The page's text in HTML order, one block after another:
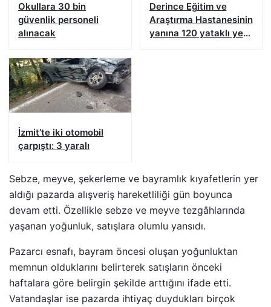
Okullara 30 bin
güvenlik personeli
alınacak
Derince Eğitim ve
Araştırma Hastanesinin
yanına 120 yataklı yeni
İzmit’te iki otomobil
çarpıştı: 3 yaralı
Sebze, meyve, şekerleme ve bayramlık kıyafetlerin yer
aldığı pazarda alışveriş hareketliliği gün boyunca
devam etti. Özellikle sebze ve meyve tezgâhlarında
yaşanan yoğunluk, satışlara olumlu yansıdı.
Pazarcı esnafı, bayram öncesi oluşan yoğunluktan
memnun olduklarını belirterek satışların önceki
haftalara göre belirgin şekilde arttığını ifade etti.
Vatandaşlar ise pazarda ihtiyaç duydukları birçok